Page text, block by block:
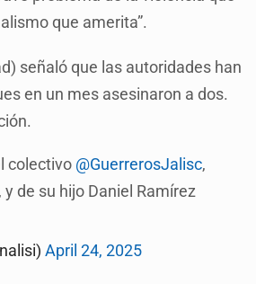
que amerita”.
señaló que las autoridades han
en un mes asesinaron a dos.
colectivo @GuerrerosJalisc,
de su hijo Daniel Ramírez
April 24, 2025